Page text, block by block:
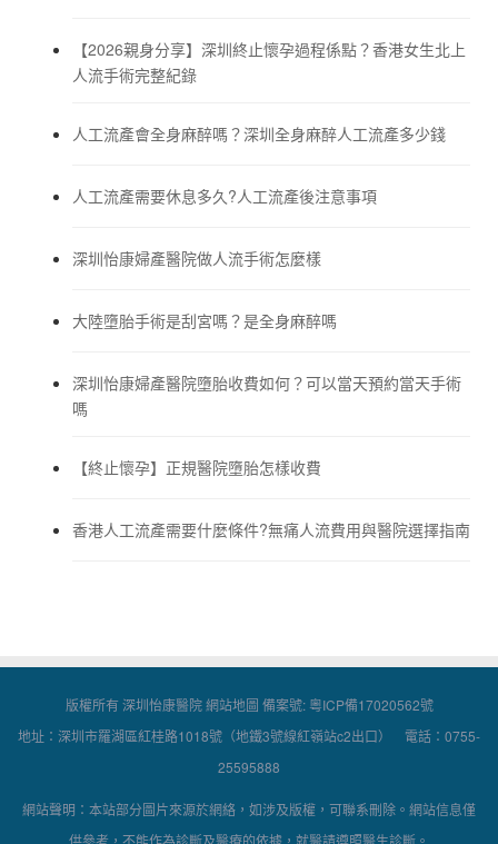
【2026親身分享】深圳終止懷孕過程係點？香港女生北上
人流手術完整紀錄
人工流產會全身麻醉嗎？深圳全身麻醉人工流產多少錢
人工流產需要休息多久?人工流產後注意事項
深圳怡康婦產醫院做人流手術怎麼樣
大陸墮胎手術是刮宮嗎？是全身麻醉嗎
深圳怡康婦產醫院墮胎收費如何？可以當天預約當天手術
嗎
【終止懷孕】正規醫院墮胎怎樣收費
香港人工流產需要什麼條件?無痛人流費用與醫院選擇指南
版權所有 深圳怡康醫院網站地圖 備案號:粵ICP備17020562號
地址：深圳市羅湖區紅桂路1018號（地鐵3號線紅嶺站c2出口） 電話：0755-
25595888
網站聲明：本站部分圖片來源於網絡，如涉及版權，可聯系刪除。網站信息僅